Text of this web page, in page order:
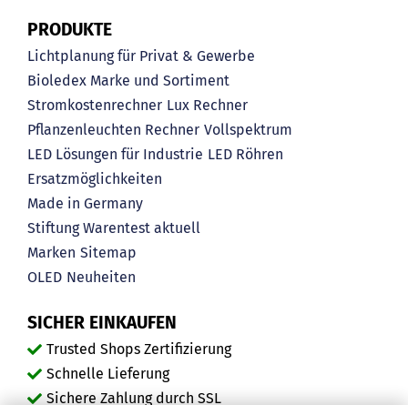
PRODUKTE
Lichtplanung für Privat & Gewerbe
Bioledex Marke und Sortiment
Stromkostenrechner Lux Rechner
Pflanzenleuchten Rechner Vollspektrum
LED Lösungen für Industrie LED Röhren
Ersatzmöglichkeiten
Made in Germany
Stiftung Warentest aktuell
Marken Sitemap
OLED Neuheiten
SICHER EINKAUFEN
Trusted Shops Zertifizierung
Schnelle Lieferung
Sichere Zahlung durch SSL